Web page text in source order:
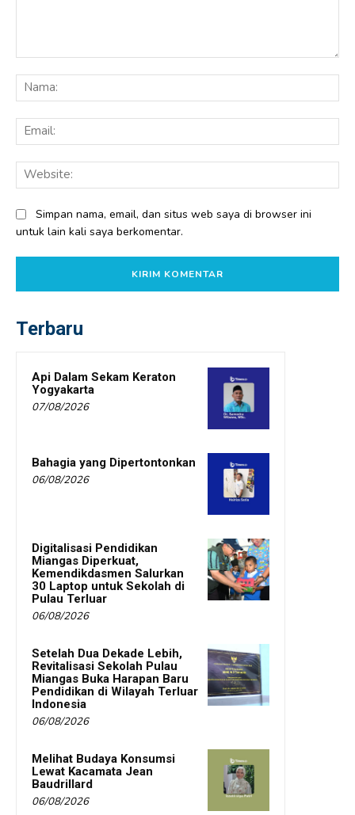
Simpan nama, email, dan situs web saya di browser ini
untuk lain kali saya berkomentar.
Terbaru
Api Dalam Sekam Keraton
Yogyakarta
07/08/2026
Bahagia yang Dipertontonkan
06/08/2026
Digitalisasi Pendidikan
Miangas Diperkuat,
Kemendikdasmen Salurkan
30 Laptop untuk Sekolah di
Pulau Terluar
06/08/2026
Setelah Dua Dekade Lebih,
Revitalisasi Sekolah Pulau
Miangas Buka Harapan Baru
Pendidikan di Wilayah Terluar
Indonesia
06/08/2026
Melihat Budaya Konsumsi
Lewat Kacamata Jean
Baudrillard
06/08/2026